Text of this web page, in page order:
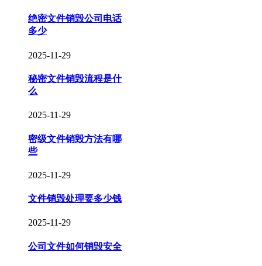
绝密文件销毁公司电话
多少
2025-11-29
秘密文件销毁流程是什
么
2025-11-29
密级文件销毁方法有哪
些
2025-11-29
文件销毁处理要多少钱
2025-11-29
公司文件如何销毁安全